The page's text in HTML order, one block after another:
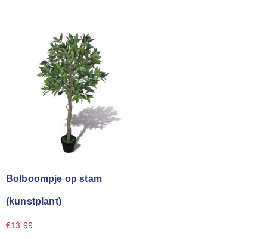
Bolboompje op stam
(kunstplant)
€13.99